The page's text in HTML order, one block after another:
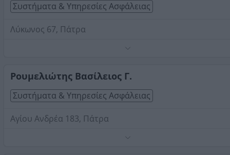
Συστήματα & Υπηρεσίες Ασφάλειας
Λύκωνος 67, Πάτρα
Αχαΐας
Ρουμελιώτης Βασίλειος Γ.
Συστήματα & Υπηρεσίες Ασφάλειας
Αγίου Ανδρέα 183, Πάτρα